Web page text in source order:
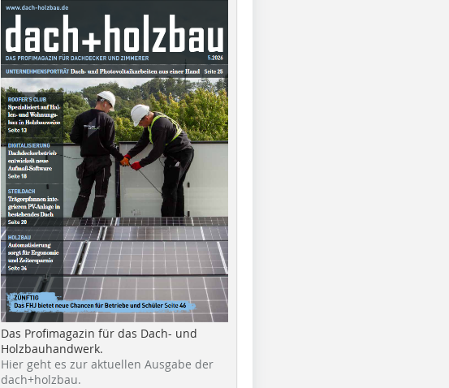
Das Profimagazin für das Dach- und
Holzbauhandwerk.
Hier geht es zur aktuellen Ausgabe der
dach+holzbau.